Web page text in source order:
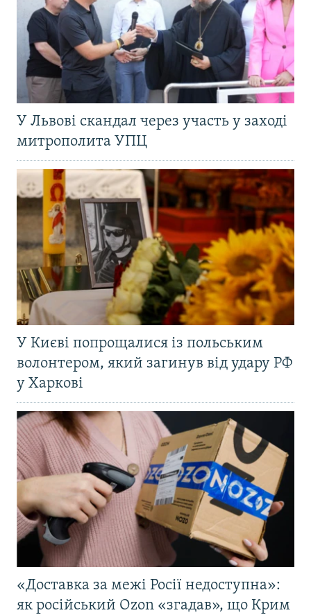
У Львові скандал через участь у заході
митрополита УПЦ
У Києві попрощалися із польським
волонтером, який загинув від удару РФ
у Харкові
«Доставка за межі Росії недоступна»:
як російський Ozon «згадав», що Крим